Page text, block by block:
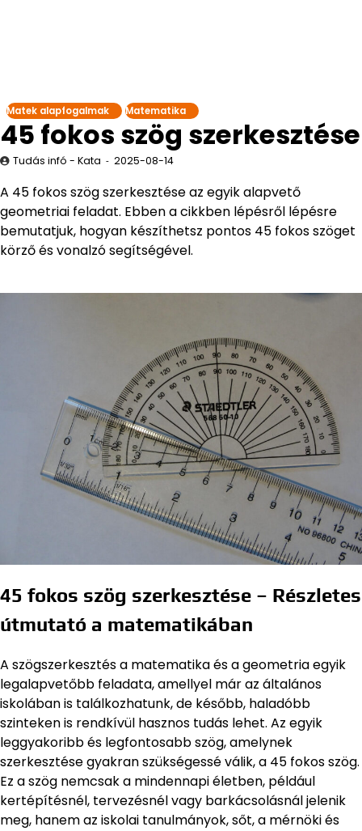
Matek alapfogalmak Matematika
45 fokos szög szerkesztése
Tudás infó - Kata 2025-08-14
A 45 fokos szög szerkesztése az egyik alapvető
geometriai feladat. Ebben a cikkben lépésről lépésre
bemutatjuk, hogyan készíthetsz pontos 45 fokos szöget
körző és vonalzó segítségével.
45 fokos szög szerkesztése – Részletes
útmutató a matematikában
A szögszerkesztés a matematika és a geometria egyik
legalapvetőbb feladata, amellyel már az általános
iskolában is találkozhatunk, de később, haladóbb
szinteken is rendkívül hasznos tudás lehet. Az egyik
leggyakoribb és legfontosabb szög, amelynek
szerkesztése gyakran szükségessé válik, a 45 fokos szög.
Ez a szög nemcsak a mindennapi életben, például
kertépítésnél, tervezésnél vagy barkácsolásnál jelenik
meg, hanem az iskolai tanulmányok, sőt, a mérnöki és